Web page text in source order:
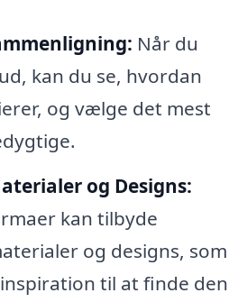
Når du
kan du se, hvordan
og vælge det mest
og Designs:
kan tilbyde
og designs, som
til at finde den